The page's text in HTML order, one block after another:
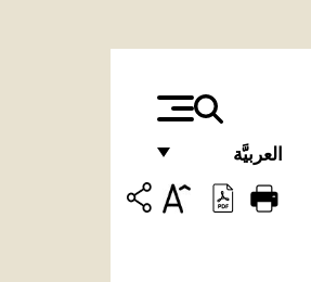
العربيَّة
FRANÇAIS